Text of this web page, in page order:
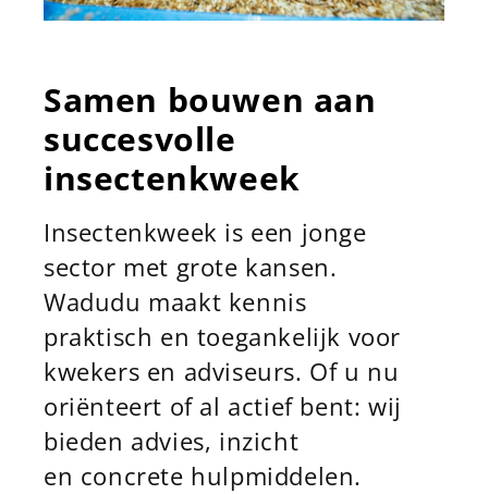
Samen bouwen aan
succesvolle
insectenkweek
Insectenkweek is een jonge
sector met grote kansen.
Wadudu maakt kennis
praktisch en toegankelijk voor
kwekers en adviseurs. Of u nu
oriënteert of al actief bent: wij
bieden advies, inzicht
en concrete hulpmiddelen.